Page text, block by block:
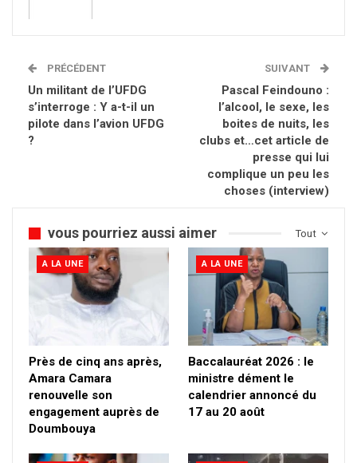
PRÉCÉDENT
Un militant de l’UFDG
s’interroge : Y a-t-il un
pilote dans l’avion UFDG
?
SUIVANT
Pascal Feindouno :
l’alcool, le sexe, les
boites de nuits, les
clubs et…cet article de
presse qui lui
complique un peu les
choses (interview)
Tout
vous pourriez aussi aimer
A LA UNE
Près de cinq ans après,
Amara Camara
renouvelle son
engagement auprès de
Doumbouya
A LA UNE
Baccalauréat 2026 : le
ministre dément le
calendrier annoncé du
17 au 20 août